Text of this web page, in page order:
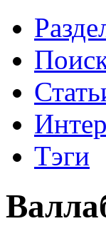
Тэги